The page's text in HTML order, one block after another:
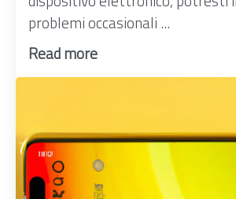
problemi occasionali ...
Read more